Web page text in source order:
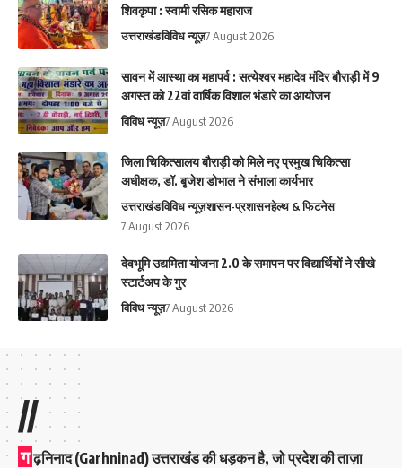
शिवकृपा : स्वामी रसिक महाराज
उत्तराखंडविविध न्यूज़7 August 2026
सावन में आस्था का महापर्व : सत्येश्वर महादेव मंदिर बौराड़ी में 9
अगस्त को 22वां वार्षिक विशाल भंडारे का आयोजन
विविध न्यूज़7 August 2026
जिला चिकित्सालय बौराड़ी को मिले नए प्रमुख चिकित्सा
अधीक्षक, डॉ. बृजेश डोभाल ने संभाला कार्यभार
उत्तराखंडविविध न्यूज़शासन-प्रशासनहेल्थ & फिटनेस
7 August 2026
देवभूमि उद्यमिता योजना 2.0 के समापन पर विद्यार्थियों ने सीखे
स्टार्टअप के गुर
विविध न्यूज़7 August 2026
//
ग ढ़निनाद (Garhninad) उत्तराखंड की धड़कन है, जो प्रदेश की ताज़ा